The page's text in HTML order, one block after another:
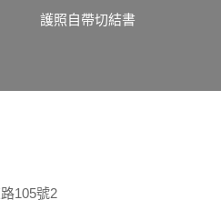
及點選資料紀
不會也無法將此
在該資料或電子
護照自帶切結書
105號2